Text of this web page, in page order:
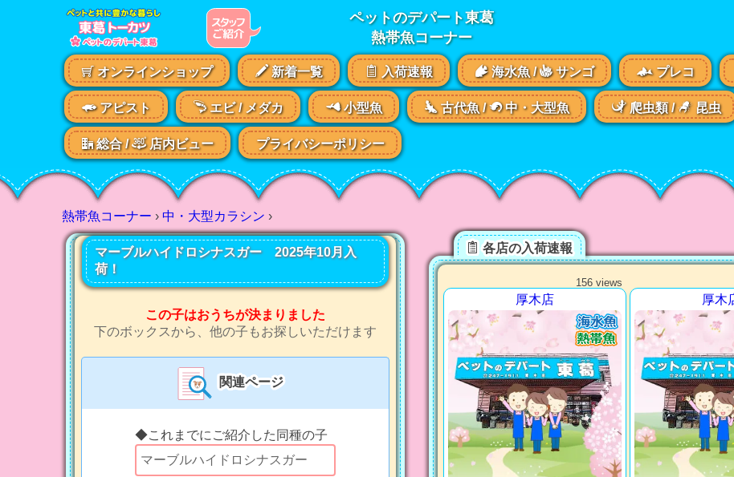
ペットのデパート東葛
熱帯魚コーナー
オンラインショップ 新着一覧 入荷速報 海水魚 / サンゴ プレコ
アピスト エビ / メダカ 小型魚 古代魚 / 中・大型魚 爬虫類 / 昆虫
総合 / 店内ビュー プライバシーポリシー
熱帯魚コーナー › 中・大型カラシン ›
マーブルハイドロシナスガー 2025年10月入
荷！
この子はおうちが決まりました
下のボックスから、他の子もお探しいただけます
関連ページ
◆これまでにご紹介した同種の子
各店の入荷速報
156 views
厚木店 厚木